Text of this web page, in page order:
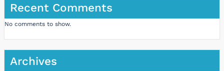
Recent Comments
No comments to show.
Archives